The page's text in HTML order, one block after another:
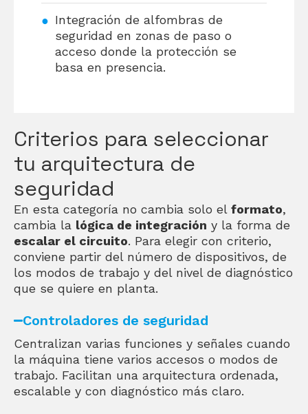
Integración de alfombras de
seguridad en zonas de paso o
acceso donde la protección se
basa en presencia.
Criterios para seleccionar
tu arquitectura de
seguridad
En esta categoría no cambia solo el formato,
cambia la lógica de integración y la forma de
escalar el circuito. Para elegir con criterio,
conviene partir del número de dispositivos, de
los modos de trabajo y del nivel de diagnóstico
que se quiere en planta.
Controladores de seguridad
Centralizan varias funciones y señales cuando
la máquina tiene varios accesos o modos de
trabajo. Facilitan una arquitectura ordenada,
escalable y con diagnóstico más claro.